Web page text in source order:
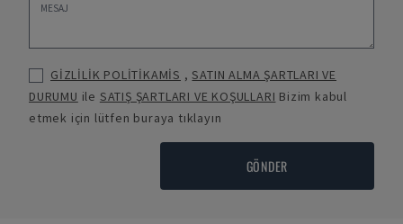
GİZLİLİK POLİTİKAMİS ,SATIN ALMA ŞARTLARI VE
DURUMU ile SATIŞ ŞARTLARI VE KOŞULLARI Bizim kabul
etmek için lütfen buraya tıklayın
GÖNDER